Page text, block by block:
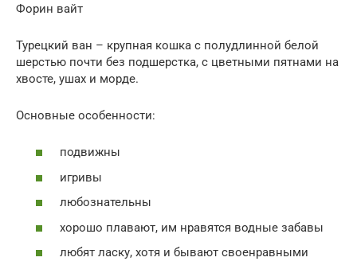
Форин вайт
Турецкий ван – крупная кошка с полудлинной белой
шерстью почти без подшерстка, с цветными пятнами на
хвосте, ушах и морде.
Основные особенности:
подвижны
игривы
любознательны
хорошо плавают, им нравятся водные забавы
любят ласку, хотя и бывают своенравными